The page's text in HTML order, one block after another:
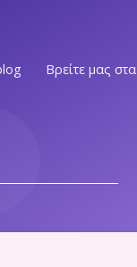
PRESS
Βρείτε μας